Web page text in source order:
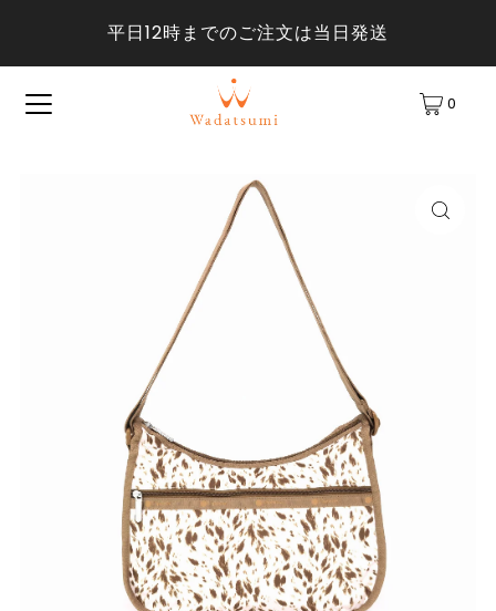
平日12時までのご注文は当日発送
0